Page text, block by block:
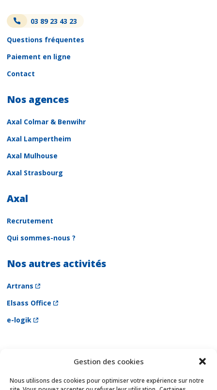
Gestion des cookies
Nous utilisons des cookies pour optimiser votre expérience sur notre
03 89 23 43 23
Questions fréquentes
Paiement en ligne
Contact
Nos agences
Axal Colmar & Benwihr
Axal Lampertheim
Axal Mulhouse
Axal Strasbourg
Axal
Recrutement
Qui sommes-nous ?
Nos autres activités
Artrans
Elsass Office
e-logik
Newsletter
Email *